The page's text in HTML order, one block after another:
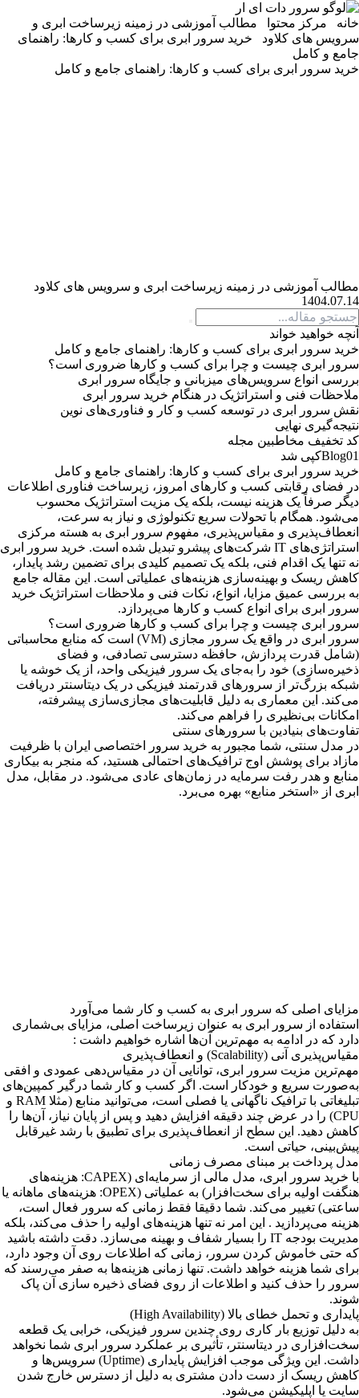
خانه مرکز محتوا
مطالب آموزشی در زمینه زیرساخت ابری و
سرویس های کلاود
خرید سرور ابری برای کسب و کارها: راهنمای
جامع و کامل
خرید سرور ابری برای کسب و کارها: راهنمای جامع و کامل
مطالب آموزشی در زمینه زیرساخت ابری و سرویس های کلاود
1404.07.14
آنچه خواهید خواند
خرید سرور ابری برای کسب و کارها: راهنمای جامع و کامل
سرور ابری چیست و چرا برای کسب و کارها ضروری است؟
بررسی انواع سرویس‌های میزبانی و جایگاه سرور ابری
ملاحظات فنی و استراتژیک در هنگام خرید سرور ابری
نقش سرور ابری در توسعه کسب و کار و فناوری‌های نوین
نتیجه‌گیری نهایی
کد تخفیف مخاطبین مجله
Blog01کپی شد
خرید سرور ابری برای کسب و کارها: راهنمای جامع و کامل
در فضای رقابتی کسب و کارهای امروز، زیرساخت فناوری اطلاعات
دیگر صرفاً یک هزینه نیست، بلکه یک مزیت استراتژیک محسوب
می‌شود. همگام با تحولات سریع تکنولوژی و نیاز به سرعت،
انعطاف‌پذیری و مقیاس‌پذیری، مفهوم سرور ابری به هسته مرکزی
استراتژی‌های IT شرکت‌های پیشرو تبدیل شده است. خرید سرور ابری
نه تنها یک اقدام فنی، بلکه یک تصمیم کلیدی برای تضمین رشد پایدار،
کاهش ریسک و بهینه‌سازی هزینه‌های عملیاتی است. این مقاله جامع
به بررسی عمیق مزایا، انواع، نکات فنی و ملاحظات استراتژیک خرید
سرور ابری برای انواع کسب و کارها می‌پردازد.
سرور ابری چیست و چرا برای کسب و کارها ضروری است؟
سرور ابری در واقع یک سرور مجازی (VM) است که منابع محاسباتی
(شامل قدرت پردازش، حافظه دسترسی تصادفی، و فضای
ذخیره‌سازی) خود را به‌جای یک سرور فیزیکی واحد، از یک خوشه یا
شبکه بزرگ‌تر از سرورهای قدرتمند فیزیکی در یک دیتاسنتر دریافت
می‌کند. این معماری به دلیل قابلیت‌های مجازی‌سازی پیشرفته،
امکانات بی‌نظیری را فراهم می‌کند.
تفاوت‌های بنیادین با سرورهای سنتی
در مدل سنتی، شما مجبور به خرید سرور اختصاصی ایران با ظرفیت
مازاد برای پوشش اوج ترافیک‌های احتمالی هستید، که منجر به بیکاری
منابع و هدر رفت سرمایه در زمان‌های عادی می‌شود. در مقابل، مدل
ابری از «استخر منابع» بهره می‌برد.
مزایای اصلی که سرور ابری به کسب و کار شما می‌آورد
استفاده از سرور ابری به عنوان زیرساخت اصلی، مزایای بی‌شماری
دارد که در ادامه به مهم‌ترین آن‌ها اشاره خواهیم داشت :
مقیاس‌پذیری آنی (Scalability) و انعطاف‌پذیری
مهم‌ترین مزیت سرور ابری، توانایی آن در مقیاس‌دهی عمودی و افقی
به‌صورت سریع و خودکار است. اگر کسب و کار شما درگیر کمپین‌های
تبلیغاتی با ترافیک ناگهانی یا فصلی است، می‌توانید منابع (مثلا RAM و
CPU) را در عرض چند دقیقه افزایش دهید و پس از پایان نیاز، آن‌ها را
کاهش دهید. این سطح از انعطاف‌پذیری برای تطبیق با رشد غیرقابل
پیش‌بینی، حیاتی است.
مدل پرداخت بر مبنای مصرف زمانی
با خرید سرور ابری، مدل مالی از سرمایه‌ای (CAPEX: هزینه‌های
هنگفت اولیه برای سخت‌افزار) به عملیاتی (OPEX: هزینه‌های ماهانه یا
ساعتی) تغییر می‌کند. شما دقیقا فقط زمانی که سرور فعال است،
هزینه می‌پردازید . این امر نه تنها هزینه‌های اولیه را حذف می‌کند، بلکه
مدیریت بودجه IT را بسیار شفاف و بهینه می‌سازد. دقت داشته باشید
که حتی خاموش کردن سرور، زمانی که اطلاعات روی آن وجود دارد،
برای شما هزینه خواهد داشت. تنها زمانی هزینه‌ها به صفر می‌رسند که
سرور را حذف کنید و اطلاعات از روی فضای ذخیره سازی آن پاک
شوند.
پایداری و تحمل خطای بالا (High Availability)
به دلیل توزیع بار کاری روی چندین سرور فیزیکی، خرابی یک قطعه
سخت‌افزاری در دیتاسنتر، تأثیری بر عملکرد سرور ابری شما نخواهد
داشت. این ویژگی موجب افزایش پایداری (Uptime) سرویس‌ها و
کاهش ریسک از دست دادن مشتری به دلیل از دسترس خارج شدن
سایت یا اپلیکیشن می‌شود.